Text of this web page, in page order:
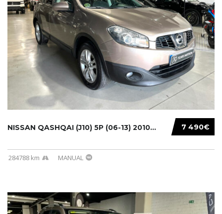
7 490€
NISSAN QASHQAI (J10) 5P (06-13) 2010...
284788 km MANUAL